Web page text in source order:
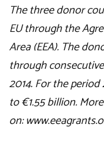
The three donor
EU through the
Area (EEA). The
through
2014. For the
to €1.55 billion.
on: